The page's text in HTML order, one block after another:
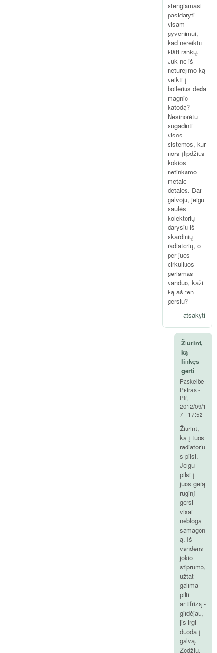
stengiamasi
pasidaryti
visam
gyvenimui,
kad nereiktu
kišti rankų.
Juk ne iš
neturėjimo ką
veikti į
boilerius deda
magnio
katodą?
Nesinorėtu
sugadinti
visos
sistemos, kur
nors įlipdžius
kokios
netinkamo
metalo
detalės. Dar
galvoju, jeigu
saulės
kolektorių
darysiu iš
skardinių
radiatorių, o
per juos
cirkuliuos
geriamas
vanduo, kaži
ką aš ten
gersiu?
atsakyti
Žiūrint,
ką
linkęs
gerti
Paskelbė
Petras-
Pir,
2012/09/1
7 - 17:52
Žiūrint,
ką į tuos
radiatoriu
s pilsi.
Jeigu
pilsi į
juos gerą
ruginį -
gersi
visai
neblogą
samagon
ą. Iš
vandens
jokio
stiprumo,
užtat
galima
pilti
antifrizą -
girdėjau,
jis irgi
duoda į
galvą.
Žodžiu,